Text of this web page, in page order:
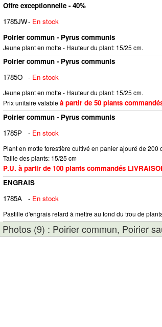
Offre exceptionnelle - 40%
1785JW- En stock
Poirier commun - Pyrus communis
Jeune plant en motte - Hauteur du plant: 15/25 cm.
Poirier commun - Pyrus communis
1785O - En stock
Jeune plant en motte - Hauteur du plant: 15/25 cm.
Prix unitaire valableà partir de 50 plants
Poirier commun - Pyrus communis
1785P
- En stock
Plant en motte forestière cultivé en panier ajouré de 200
Taille des plants: 15/25 cm
P.U. à partir de 100 plants commandés
ENGRAIS
1785A
- En stock
Pastille d'engrais retard à mettre au fond du trou de
Photos (9) : Poirier commun, Poirier